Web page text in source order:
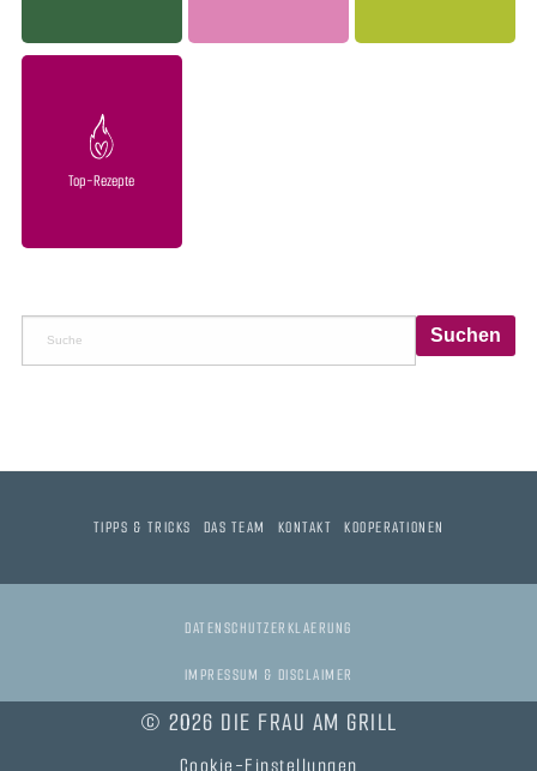
Top-Rezepte
TIPPS & TRICKS DAS TEAM KONTAKT KOOPERATIONEN
DATENSCHUTZERKLAERUNG
IMPRESSUM & DISCLAIMER
© 2026 DIE FRAU AM GRILL
Cookie-Einstellungen